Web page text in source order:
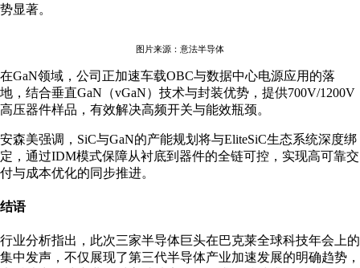
势显著。
图片来源：意法半导体
在GaN领域，公司正加速车载OBC与数据中心电源应用的落
地，结合垂直GaN（vGaN）技术与封装优势，提供700V/1200V
高压器件样品，有效解决高频开关与能效瓶颈。
安森美强调，SiC与GaN的产能规划将与EliteSiC生态系统深度绑
定，通过IDM模式保障从衬底到器件的全链可控，实现高可靠交
付与成本优化的同步推进。
结语
行业分析指出，此次三家半导体巨头在巴克莱全球科技年会上的
集中发声，不仅展现了第三代半导体产业加速发展的明确趋势，